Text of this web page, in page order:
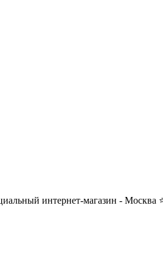
интернет-магазин - Москва